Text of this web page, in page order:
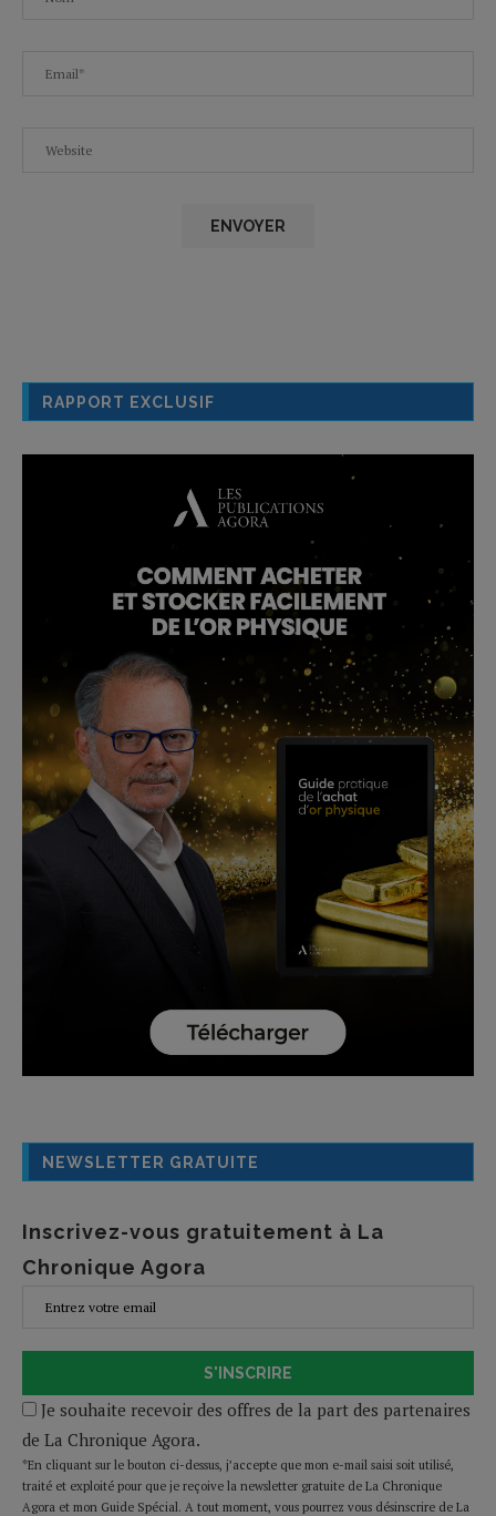
RAPPORT EXCLUSIF
NEWSLETTER GRATUITE
Inscrivez-vous gratuitement à La
Chronique Agora
S'INSCRIRE
Je souhaite recevoir des offres de la part des partenaires
de La Chronique Agora.
*En cliquant sur le bouton ci-dessus, j’accepte que mon e-mail saisi soit utilisé,
traité et exploité pour que je reçoive la newsletter gratuite de La Chronique
Agora et mon Guide Spécial. A tout moment, vous pourrez vous désinscrire de La